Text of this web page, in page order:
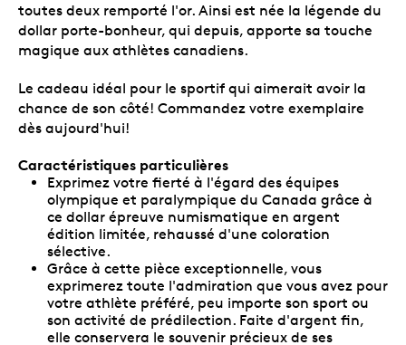
toutes deux remporté l'or. Ainsi est née la légende du
dollar porte-bonheur, qui depuis, apporte sa touche
magique aux athlètes canadiens.
Le cadeau idéal pour le sportif qui aimerait avoir la
chance de son côté! Commandez votre exemplaire
dès aujourd'hui!
Caractéristiques particulières
Exprimez votre fierté à l'égard des équipes
olympique et paralympique du Canada grâce à
ce dollar épreuve numismatique en argent
édition limitée, rehaussé d'une coloration
sélective.
Grâce à cette pièce exceptionnelle, vous
exprimerez toute l'admiration que vous avez pour
votre athlète préféré, peu importe son sport ou
son activité de prédilection. Faite d'argent fin,
elle conservera le souvenir précieux de ses